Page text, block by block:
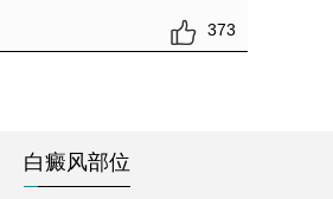
373
白癜风部位